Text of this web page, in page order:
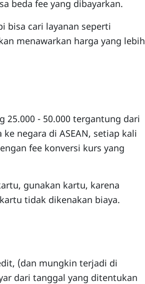
beda fee yang dibayarkan.
bisa cari layanan seperti
menawarkan harga yang lebih
25.000 - 50.000 tergantung dari
negara di ASEAN, setiap kali
fee konversi kurs yang
gunakan kartu, karena
tidak dikenakan biaya.
(dan mungkin terjadi di
dari tanggal yang ditentukan